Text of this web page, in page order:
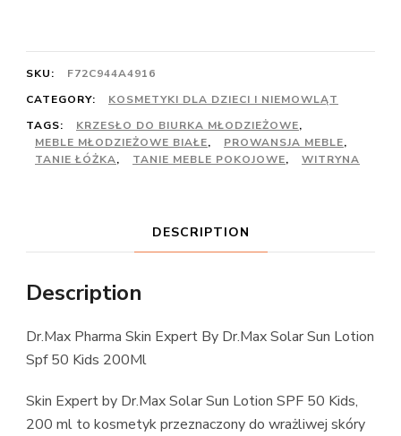
SKU:
F72C944A4916
CATEGORY:
KOSMETYKI DLA DZIECI I NIEMOWLĄT
TAGS:
KRZESŁO DO BIURKA MŁODZIEŻOWE,
MEBLE MŁODZIEŻOWE BIAŁE, PROWANSJA MEBLE,
TANIE ŁÓŻKA, TANIE MEBLE POKOJOWE, WITRYNA
DESCRIPTION
Description
Dr.Max Pharma Skin Expert By Dr.Max Solar Sun Lotion
Spf 50 Kids 200Ml
Skin Expert by Dr.Max Solar Sun Lotion SPF 50 Kids,
200 ml to kosmetyk przeznaczony do wrażliwej skóry